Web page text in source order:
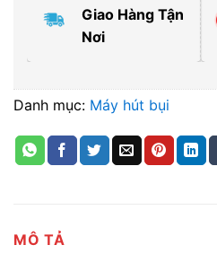
Giao Hàng Tận
Nơi
Danh mục: Máy hút bụi
MÔ TẢ